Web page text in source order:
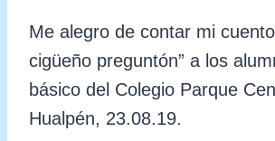
Me alegro de contar mi cuento
cigüeño preguntón” a los
básico del Colegio Parque
Hualpén, 23.08.19.